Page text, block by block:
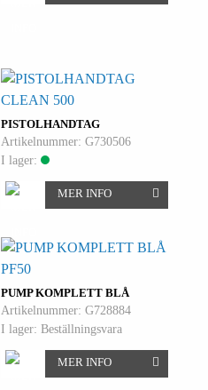
PISTOLHANDTAG
CLEAN 500
Artikelnummer: G730506
I lager:
MER INFO
PUMP KOMPLETT BLÅ
PF50
Artikelnummer: G728884
I lager: Beställningsvara
MER INFO